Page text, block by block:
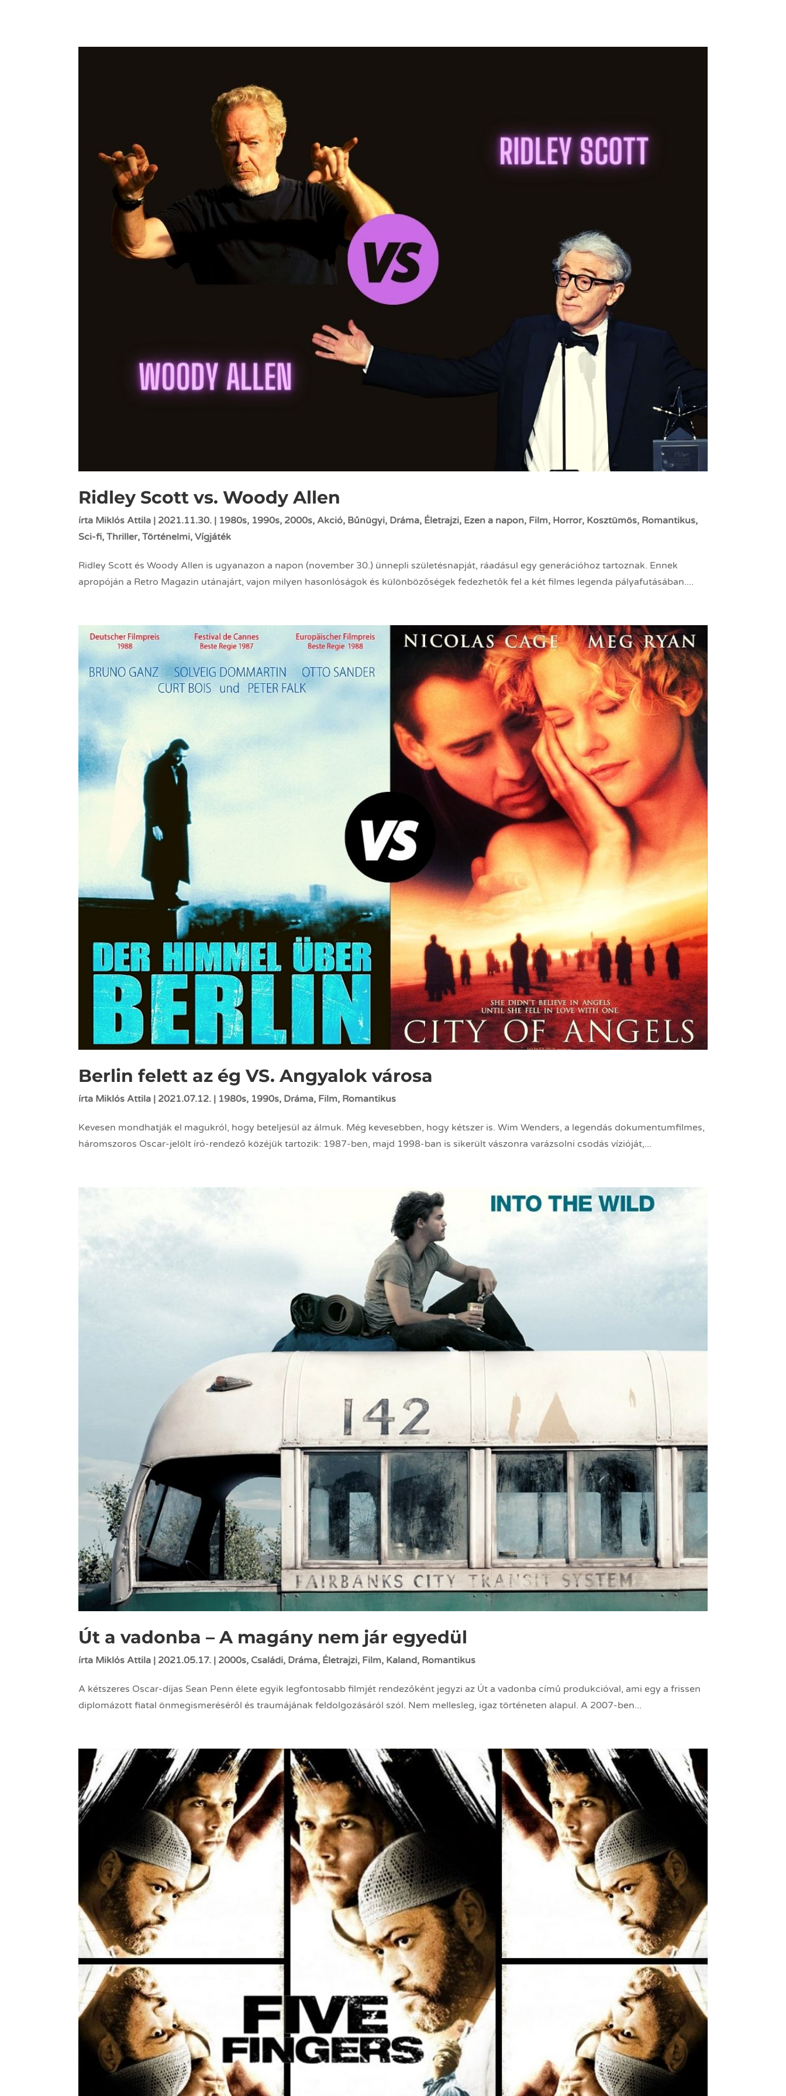
Ridley Scott vs. Woody Allen
írta Miklós Attila | 2021.11.30. | 1980s, 1990s, 2000s, Akció, Bűnügyi, Dráma, Életrajzi, Ezen a napon, Film, Horror, Kosztümös, Romantikus,
Sci-fi,Thriller,Történelmi,Vígjáték
Ridley Scott és Woody Allen is ugyanazon a napon (november 30.) ünnepli születésnapját, ráadásul egy generációhoz tartoznak. Ennek
apropóján a Retro Magazin utánajárt, vajon milyen hasonlóságok és különbözőségek fedezhetők fel a két filmes legenda pályafutásában....
Berlin felett az ég VS. Angyalok városa
írta Miklós Attila | 2021.07.12. | 1980s, 1990s, Dráma, Film, Romantikus
Kevesen mondhatják el magukról, hogy beteljesül az álmuk. Még kevesebben, hogy kétszer is. Wim Wenders, a legendás dokumentumfilmes,
háromszoros Oscar-jelölt író-rendező közéjük tartozik: 1987-ben, majd 1998-ban is sikerült vászonra varázsolni csodás vízióját,...
Út a vadonba – A magány nem jár egyedül
írta Miklós Attila | 2021.05.17. | 2000s, Családi, Dráma, Életrajzi, Film, Kaland, Romantikus
A kétszeres Oscar-díjas Sean Penn élete egyik legfontosabb filmjét rendezőként jegyzi az Út a vadonba című produkcióval, ami egy a frissen
diplomázott fiatal önmegismeréséről és traumájának feldolgozásáról szól. Nem mellesleg, igaz történeten alapul. A 2007-ben...